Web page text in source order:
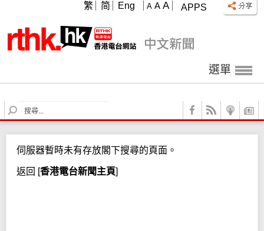
APPS
A A A
繁 简 Eng
選單
S
e
c
h
伺服器暫時未有存放閣下搜尋的頁面。
返回 [香港電台新聞主頁]